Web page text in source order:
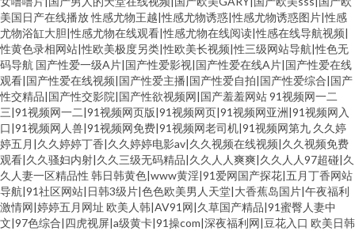
美国日产在线播放性感尤物王越|性感尤物诱惑|性感尤物诱惑图片|性感
尤物浴缸大胆|性感尤物在线观看|性感尤物在线阅读|性感在线导航视频|
性黄色录相网站|性欧美极度另类|性欧美长视频|性三级网站导航|性色无
码导航 国产性爱一级A片|国产性爱影视|国产性爱在线A片|国产性爱在线
观看|国产性爱在线视频|国产性爱主播|国产性爱自拍|国产性爱综合|国产
性交精品|国产性交影院|国产性欲视频网|国产羞羞网站91视频网一二
三|91视频网一二|91视频网页版|91视频网页|91视频网亚洲|91视频网入
口|91视频网人兽|91视频网免费|91视频网老司机|91视频网第九 久久婷
婷五月|久久婷婷丁香|久久婷婷电影av|久久视频在线视频|久久视频免费
观看|久久骚妇内射|久久三级无码精品|久久人人爽爽|久久人人97超碰|久
久人妻一区精品性 韩日韩黄色|www黄淫|91爱网国产探花|五月丁香网站
导航|91社区网站|日韩3级片|色色欧美男人天堂|大香蕉岛国片|午夜福利
激情网|婷婷五月网址 欧美人韩|AV91网|久草国产精品|91蜜臀人妻中
文|97色综合|四虎视屏|a级黄卡|91操com|深夜福利网|豆花入口 欧美日韩